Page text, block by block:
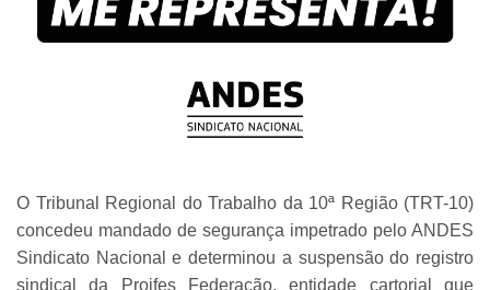
O Tribunal Regional do Trabalho da 10ª Região (TRT-10)
concedeu mandado de segurança impetrado pelo ANDES
Sindicato Nacional e determinou a suspensão do registro
sindical da Proifes Federação, entidade cartorial que